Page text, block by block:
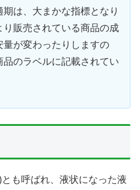
は、大まかな指標となり
り販売されている商品の成
が変わったりしますの
のラベルに記載されてい
も呼ばれ、液状になった液